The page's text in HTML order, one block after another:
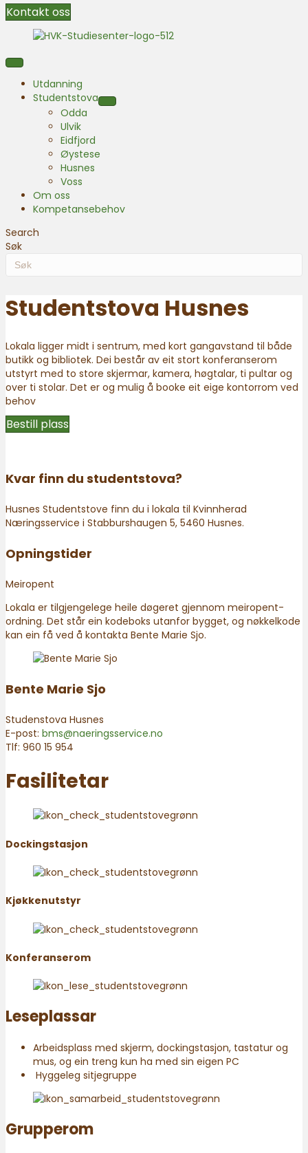
Kontakt oss
Utdanning
Studentstova
Odda
Ulvik
Eidfjord
Øystese
Husnes
Voss
Om oss
Kompetansebehov
Search
Søk
Studentstova Husnes
Lokala ligger midt i sentrum, med kort gangavstand til både
butikk og bibliotek. Dei består av eit stort konferanserom
utstyrt med to store skjermar, kamera, høgtalar, ti pultar og
over ti stolar. Det er og mulig å booke eit eige kontorrom ved
behov
Bestill plass
Kvar finn du studentstova?
Husnes Studentstove finn du i lokala til Kvinnherad
Næringsservice i Stabburshaugen 5, 5460 Husnes.
Opningstider
Meiropent
Lokala er tilgjengelege heile døgeret gjennom meiropent-
ordning. Det står ein kodeboks utanfor bygget, og nøkkelkode
kan ein få ved å kontakta Bente Marie Sjo.
Bente Marie Sjo
Studenstova Husnes
E-post: bms@naeringsservice.no
Tlf: 960 15 954
Fasilitetar
Dockingstasjon
Kjøkkenutstyr
Konferanserom
Leseplassar
Arbeidsplass med skjerm, dockingstasjon, tastatur og
mus, og ein treng kun ha med sin eigen PC
Hyggeleg sitjegruppe
Grupperom